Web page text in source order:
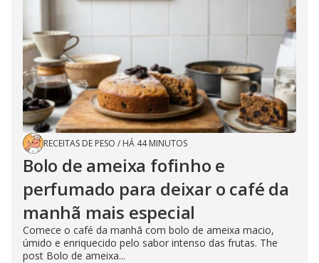
RECEITAS DE PESO / HÁ 44 MINUTOS
Bolo de ameixa fofinho e
perfumado para deixar o café da
manhã mais especial
Comece o café da manhã com bolo de ameixa macio,
úmido e enriquecido pelo sabor intenso das frutas. The
post Bolo de ameixa...